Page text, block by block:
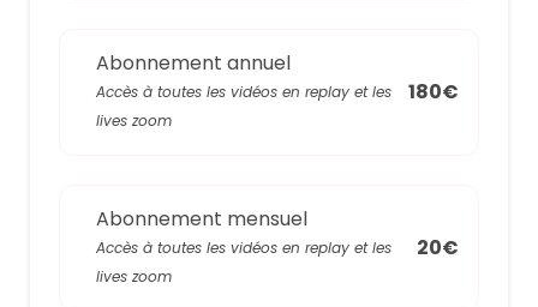
Abonnement annuel
Accès à toutes les vidéos en replay et les
lives zoom
180€
Abonnement mensuel
Accès à toutes les vidéos en replay et les
lives zoom
20€